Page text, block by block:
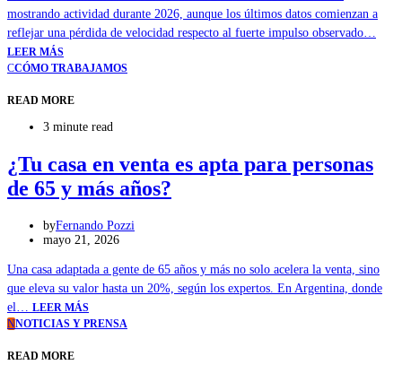
mostrando actividad durante 2026, aunque los últimos datos comienzan a
reflejar una pérdida de velocidad respecto al fuerte impulso observado…
LEER MÁS
CCÓMO TRABAJAMOS
READ MORE
3 minute read
¿Tu casa en venta es apta para personas
de 65 y más años?
byFernando Pozzi
mayo 21, 2026
Una casa adaptada a gente de 65 años y más no solo acelera la venta, sino
que eleva su valor hasta un 20%, según los expertos. En Argentina, donde
el… LEER MÁS
NNOTICIAS Y PRENSA
READ MORE